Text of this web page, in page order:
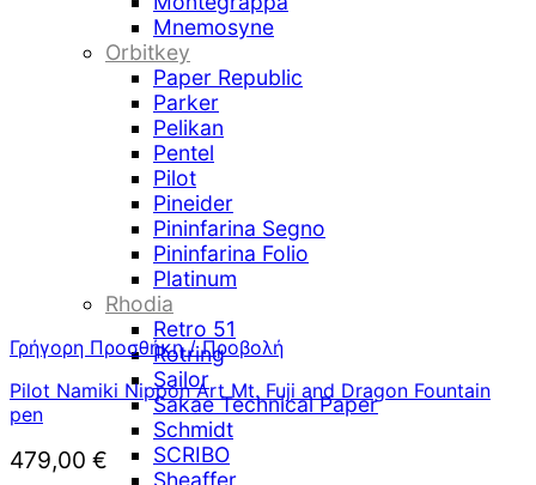
Mnemosyne
Orbitkey
Paper Republic
Parker
Pelikan
Pentel
Pilot
Pineider
Pininfarina Segno
Pininfarina Folio
Platinum
Rhodia
Retro 51
Rotring
Sailor
Sakae Technical Paper
Schmidt
SCRIBO
Sheaffer
was:
1.495,00 €.
τιμή
είναι:
1.315,60 €.
Γρήγορη Προσθήκη / Προβολή
Pilot Namiki Nippon Art Mt. Fuji and Dragon Fountain
pen
479,00 €